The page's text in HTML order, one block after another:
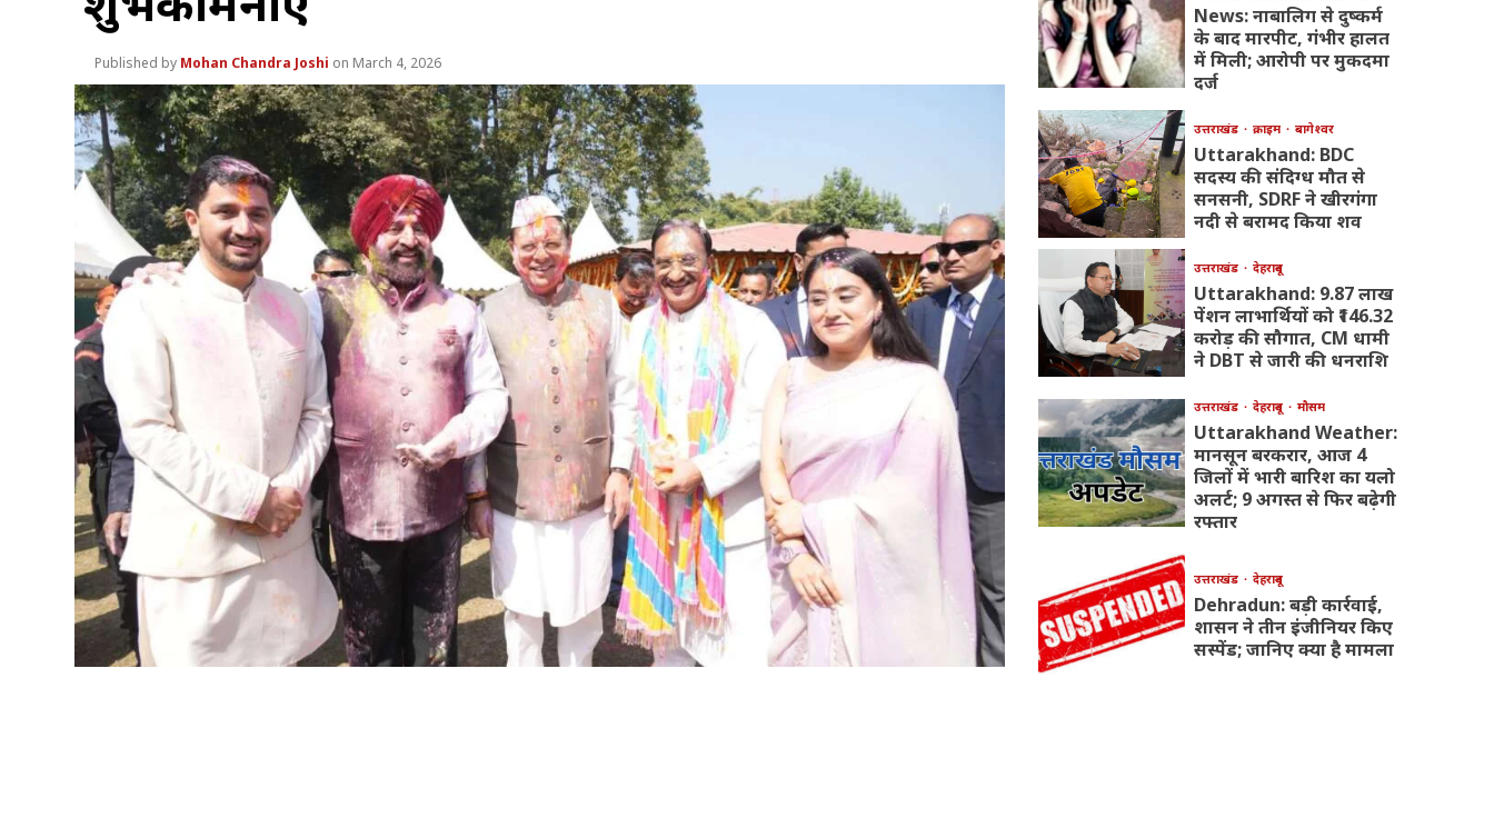
Mohan Chandra Joshi March 4, 2026
News: नाबालिग से दुष्कर्म
के बाद मारपीट, गंभीर हालत
में मिली; आरोपी पर मुकदमा
दर्ज
उत्तराखंड क्राइम बागेश्वर
Uttarakhand: BDC
सदस्य की संदिग्ध मौत से
सनसनी, SDRF ने खीरगंगा
नदी से बरामद किया शव
उत्तराखंड देहरादून
Uttarakhand: 9.87 लाख
पेंशन लाभार्थियों को ₹146.32
करोड़ की सौगात, CM धामी
ने DBT से जारी की धनराशि
उत्तराखंड देहरादून मौसम
Uttarakhand Weather:
मानसून बरकरार, आज 4
जिलों में भारी बारिश का यलो
अलर्ट; 9 अगस्त से फिर बढ़ेगी
रफ्तार
उत्तराखंड देहरादून
Dehradun: बड़ी कार्रवाई,
शासन ने तीन इंजीनियर किए
सस्पेंड; जानिए क्या है मामला